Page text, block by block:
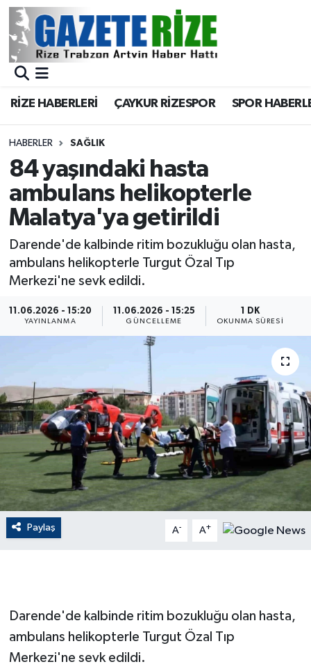
RİZE HABERLERİ ÇAYKUR RİZESPOR SPOR
HABERLER SAĞLIK
84 yaşındaki hasta
ambulans helikopterle
Malatya'ya getirildi
Darende'de kalbinde ritim bozukluğu olan hasta,
ambulans helikopterle Turgut Özal Tıp
Merkezi'ne sevk edildi.
11.06.2026 - 15:20
YAYINLANMA
11.06.2026 - 15:25
GÜNCELLEME
1 DK
OKUNMA SÜRESI
Paylaş A- A+
Darende'de kalbinde ritim bozukluğu olan hasta,
ambulans helikopterle Turgut Özal Tıp
Merkezi'ne sevk edildi.
BÖLGEMİZ
Asayiş
Rize Jandarma Komutanlığı
Bilim Teknoloji
Bölge
Advertising news
ÇEVRE
Dünya
EĞİTİM
EKONOMİ
English News
Gayrimenkul
GENEL
Merkez Nöbetçi Eczaneler
Merkez Trafik Yoğunluk Haritası
Süper Lig Puan Durumu ve Fikstür
Tüm Manşetler
Son Dakika Haberleri
Haber Arşivi